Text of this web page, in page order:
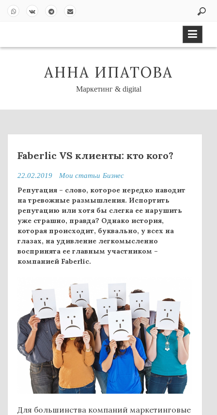
t
АННА ИПАТОВА
Маркетинг & digital
Faberlic VS клиенты: кто кого?
22.02.2019 Мои статьи Бизнес
Репутация – слово, которое нередко наводит
на тревожные размышления. Испортить
репутацию или хотя бы слегка ее нарушить
уже страшно, правда? Однако история,
которая происходит, буквально, у всех на
глазах, на удивление легкомысленно
воспринята ее главным участником –
компанией Faberlic.
Для большинства компаний маркетинговые